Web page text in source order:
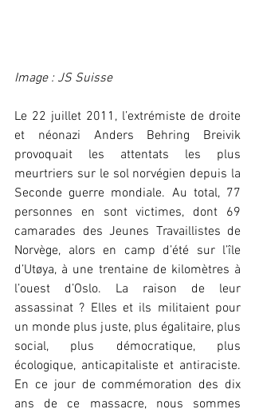
Image : JS Suisse
Le 22 juillet 2011, l’extrémiste de droite
et néonazi Anders Behring Breivik
provoquait les attentats les plus
meurtriers sur le sol norvégien depuis la
Seconde guerre mondiale. Au total, 77
personnes en sont victimes, dont 69
camarades des Jeunes Travaillistes de
Norvège, alors en camp d’été sur l’île
d’Utøya, à une trentaine de kilomètres à
l’ouest d’Oslo. La raison de leur
assassinat ? Elles et ils militaient pour
un monde plus juste, plus égalitaire, plus
social, plus démocratique, plus
écologique, anticapitaliste et antiraciste.
En ce jour de commémoration des dix
ans de ce massacre, nous sommes